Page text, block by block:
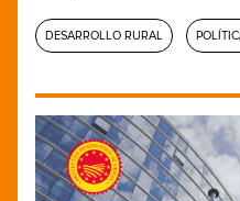
DESARROLLO RURAL